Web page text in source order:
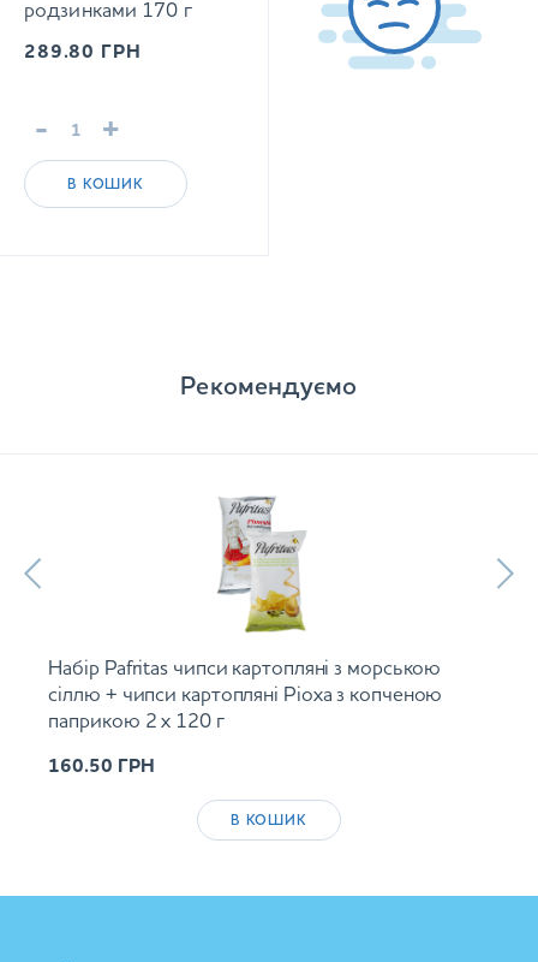
родзинками 170 г
289.80 ГРН
- +
В КОШИК
Рекомендуємо
Набір Pafritas чипси картопляні з морською
сіллю + чипси картопляні Ріоха з копченою
паприкою 2 х 120 г
160.50 ГРН
В КОШИК